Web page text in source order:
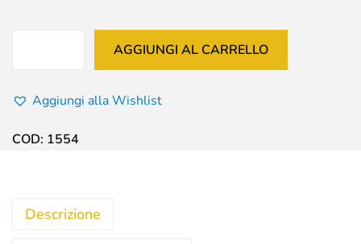
AGGIUNGI AL CARRELLO
Aggiungi alla Wishlist
COD: 1554
Descrizione